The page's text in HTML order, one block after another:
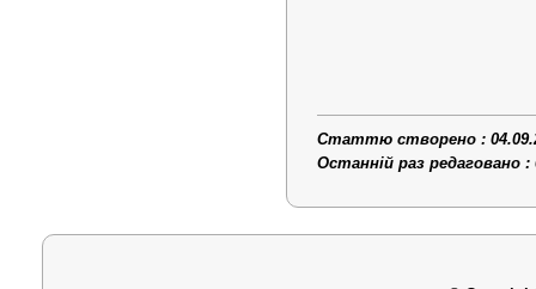
Статтю створено :
Останній раз редаговано :